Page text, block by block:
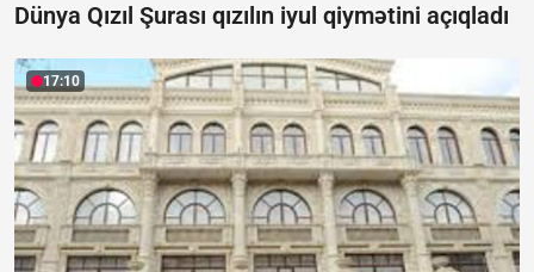
Dünya Qızıl Şurası qızılın iyul qiymətini açıqladı
17:10